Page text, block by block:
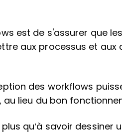
est de s'assurer que
aux processus et aux
des workflows
lieu du bon
qu’à savoir dessiner